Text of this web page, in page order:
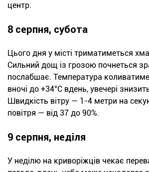
центр.
8 серпня, субота
Цього дня у місті триматиметься
Сильний дощ із грозою почнеться
послабшає. Температура
вночі до +34°С вдень, увечері
Швидкість вітру — 1-4 метри на
повітря — від 37 до 90%.
9 серпня, неділя
У неділю на криворіжців чекає